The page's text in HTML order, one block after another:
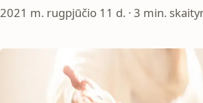
2021 m. rugpjūčio 11 d. · 3 min.